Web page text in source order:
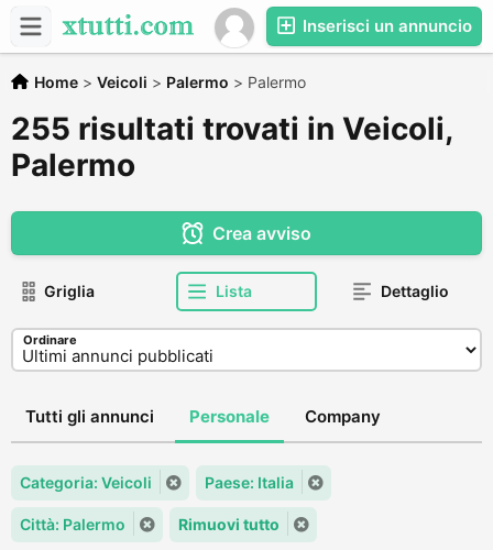
Inserisci un annuncio
Home > Veicoli > Palermo > Palermo
255 risultati trovati in Veicoli,
Palermo
Crea avviso
Griglia Lista Dettaglio
Ordinare
Tutti gli annunci Personale Company
Categoria: Veicoli Paese: Italia
Città: Palermo Rimuovi tutto